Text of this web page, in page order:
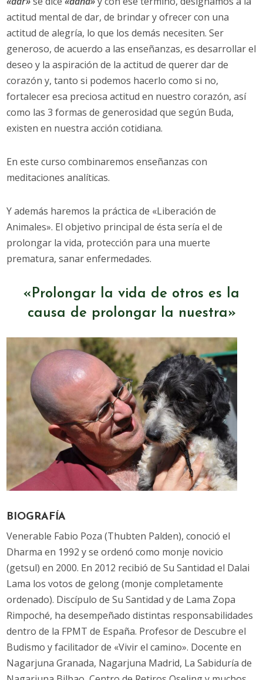
actitud mental de dar, de brindar y ofrecer con una
actitud de alegría, lo que los demás necesiten. Ser
generoso, de acuerdo a las enseñanzas, es desarrollar el
deseo y la aspiración de la actitud de querer dar de
corazón y, tanto si podemos hacerlo como si no,
fortalecer esa preciosa actitud en nuestro corazón, así
como las 3 formas de generosidad que según Buda,
existen en nuestra acción cotidiana.
En este curso combinaremos enseñanzas con
meditaciones analíticas.
Y además haremos la práctica de «Liberación de
Animales». El objetivo principal de ésta sería el de
prolongar la vida, protección para una muerte
prematura, sanar enfermedades.
«Prolongar la vida de otros es la
causa de prolongar la nuestra»
BIOGRAFÍA
Venerable Fabio Poza (Thubten Palden), conoció el
Dharma en 1992 y se ordenó como monje novicio
(getsul) en 2000. En 2012 recibió de Su Santidad el Dalai
Lama los votos de gelong (monje completamente
ordenado). Discípulo de Su Santidad y de Lama Zopa
Rimpoché, ha desempeñado distintas responsabilidades
dentro de la FPMT de España. Profesor de Descubre el
Budismo y facilitador de «Vivir el camino». Docente en
Nagarjuna Granada, Nagarjuna Madrid, La Sabiduría de